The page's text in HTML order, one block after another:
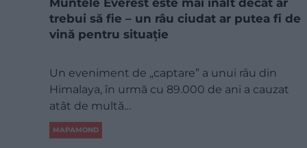
trebui să fie – un râu ciudat ar putea fi de
vină pentru situație
Un eveniment de „captare” a unui râu din
Himalaya, în urmă cu 89.000 de ani a cauzat
atât de multă…
MAPAMOND